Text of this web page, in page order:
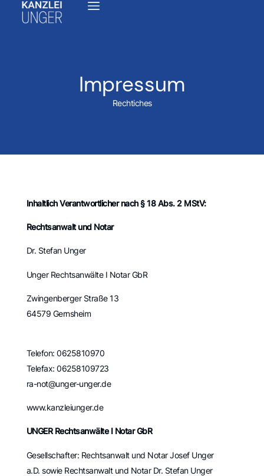
Impressum
Rechtiches
Inhaltlich Verantwortlicher nach § 18 Abs. 2 MStV:
Rechtsanwalt und Notar
Dr. Stefan Unger
Unger Rechtsanwälte I Notar GbR
Zwingenberger Straße 13
64579 Gernsheim
Telefon: 0625810970
Telefax: 06258109723
ra-not@unger-unger.de
www.kanzleiunger.de
UNGER Rechtsanwälte I Notar GbR
Gesellschafter: Rechtsanwalt und Notar Josef Unger
a.D. sowie Rechtsanwalt und Notar Dr. Stefan Unger